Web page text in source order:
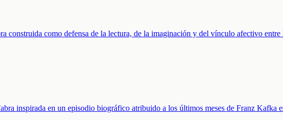
construida como defensa de la lectura, de la imaginación y del vínculo afectivo entre
inspirada en un episodio biográfico atribuido a los últimos meses de Franz Kafka